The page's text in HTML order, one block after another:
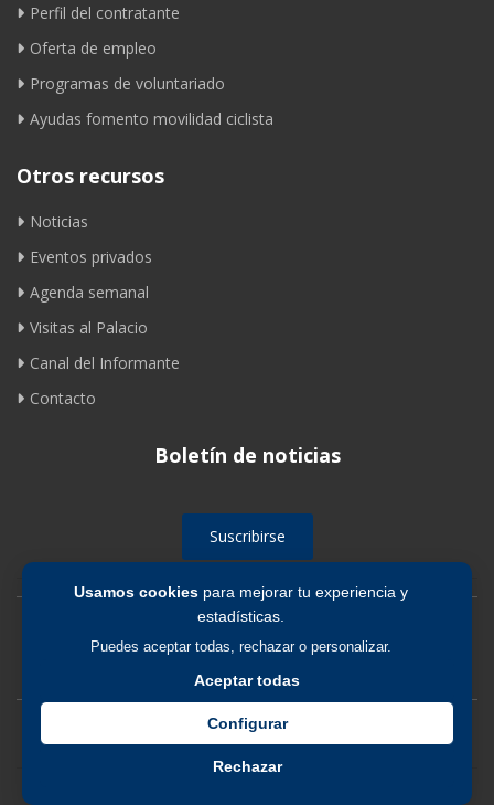
Usamos cookiespara mejorar tu experiencia y
estadísticas.
Puedes aceptar todas, rechazar o personalizar.
Aceptar todas
Configurar
Rechazar
Perfil del contratante
Oferta de empleo
Programas de voluntariado
Ayudas fomento movilidad ciclista
Otros recursos
Noticias
Eventos privados
Agenda semanal
Visitas al Palacio
Canal del Informante
Contacto
Boletín de noticias
Suscribirse
Política de privacidad